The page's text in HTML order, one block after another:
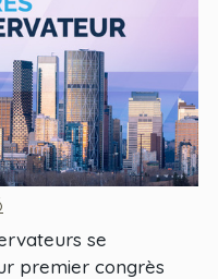
se
premier congrès